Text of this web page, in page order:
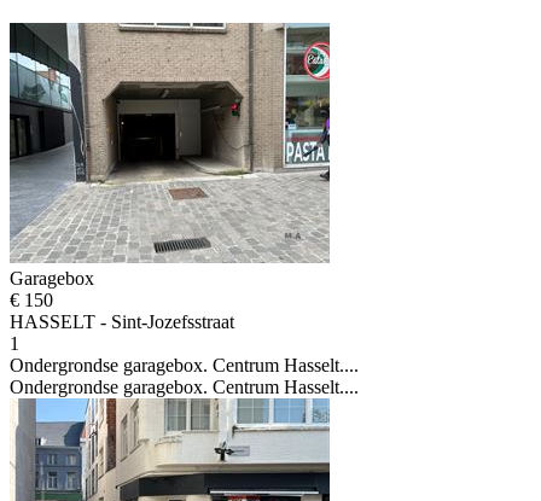
Garagebox
€ 150
HASSELT - Sint-Jozefsstraat
1
Ondergrondse garagebox. Centrum Hasselt....
Ondergrondse garagebox. Centrum Hasselt....